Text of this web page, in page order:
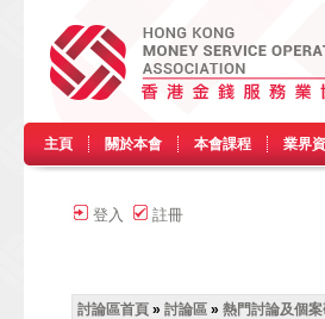
主頁 關於本會 本會課程 業界
登入 註冊
討論區首頁 » 討論區 » 熱門討論及個